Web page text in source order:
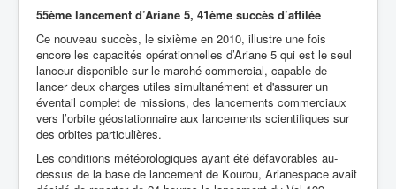
55ème lancement d’Ariane 5, 41ème succès d’affilée
Ce nouveau succès, le sixième en 2010, illustre une fois
encore les capacités opérationnelles d’Ariane 5 qui est le seul
lanceur disponible sur le marché commercial, capable de
lancer deux charges utiles simultanément et d'assurer un
éventail complet de missions, des lancements commerciaux
vers l’orbite géostationnaire aux lancements scientifiques sur
des orbites particulières.
Les conditions météorologiques ayant été défavorables au-
dessus de la base de lancement de Kourou, Arianespace avait